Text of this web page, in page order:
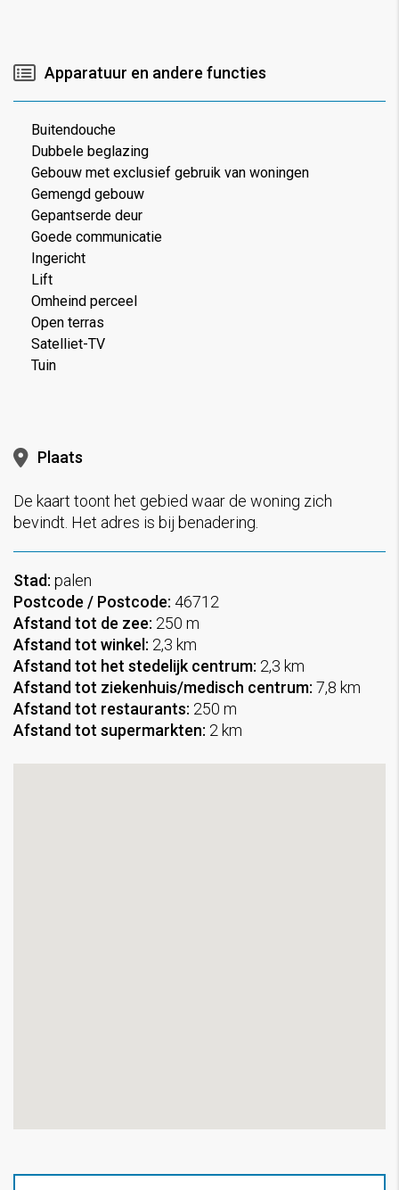
Apparatuur en andere functies
Buitendouche
Dubbele beglazing
Gebouw met exclusief gebruik van woningen
Gemengd gebouw
Gepantserde deur
Goede communicatie
Ingericht
Lift
Omheind perceel
Open terras
Satelliet-TV
Tuin
Plaats
De kaart toont het gebied waar de woning zich
bevindt. Het adres is bij benadering.
Stad: palen
Postcode / Postcode: 46712
Afstand tot de zee: 250 m
Afstand tot winkel: 2,3 km
Afstand tot het stedelijk centrum: 2,3 km
Afstand tot ziekenhuis/medisch centrum: 7,8 km
Afstand tot restaurants: 250 m
Afstand tot supermarkten: 2 km